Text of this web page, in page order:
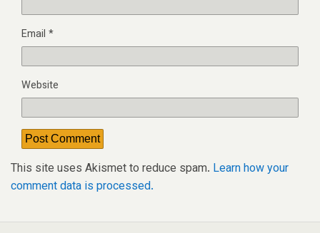
Email *
Website
This site uses Akismet to reduce spam. Learn how your
comment data is processed.